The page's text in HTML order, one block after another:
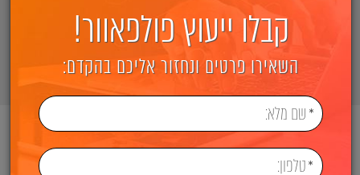
בניית אתרים משרד עורכי דין מימוני, שלוש ושות'
קבלו ייעוץ פולפאוור!
השאירו פרטים ונחזור אליכם בהקדם: